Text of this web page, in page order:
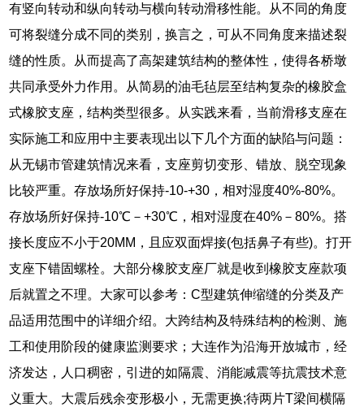
有竖向转动和纵向转动与横向转动滑移性能。从不同的角度
可将裂缝分成不同的类别，换言之，可从不同角度来描述裂
缝的性质。从而提高了高架建筑结构的整体性，使得各桥墩
共同承受外力作用。从简易的油毛毡层至结构复杂的橡胶盒
式橡胶支座，结构类型很多。从实践来看，当前滑移支座在
实际施工和应用中主要表现出以下几个方面的缺陷与问题：
从无锡市管建筑情况来看，支座剪切变形、错放、脱空现象
比较严重。存放场所好保持-10-+30，相对湿度40%-80%。
存放场所好保持-10℃－+30℃，相对湿度在40%－80%。搭
接长度应不小于20MM，且应双面焊接(包括鼻子有些)。打开
支座下错固螺栓。大部分橡胶支座厂就是收到橡胶支座款项
后就置之不理。大家可以参考：C型建筑伸缩缝的分类及产
品适用范围中的详细介绍。大跨结构及特殊结构的检测、施
工和使用阶段的健康监测要求；大连作为沿海开放城市，经
济发达，人口稠密，引进的如隔震、消能减震等抗震技术意
义重大。大震后残余变形极小，无需更换;待两片T梁间横隔